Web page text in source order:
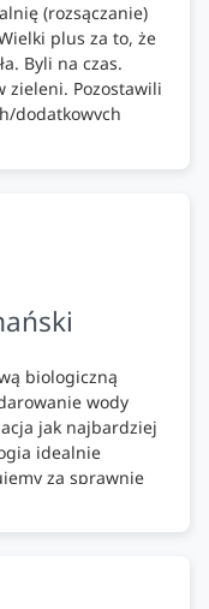
(rozsączanie)
plus za to, że
Byli na czas.
zieleni. Pozostawili
dodatkowych
OK. Obsługa
do oczyszczalni –
biologiczną
wody
jak najbardziej
idealnie
za sprawnie
Polecam!